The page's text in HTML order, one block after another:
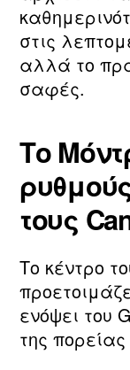
στις
αλλά το
σαφές.
Το
τους
Το κέντρο
ενόψει του
της